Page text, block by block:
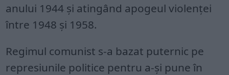
anului 1944 și atingând apogeul violenței
între 1948 și 1958.
Regimul comunist s-a bazat puternic pe
represiunile politice pentru a-și pune în